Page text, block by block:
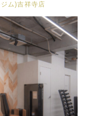
ム)吉祥寺店